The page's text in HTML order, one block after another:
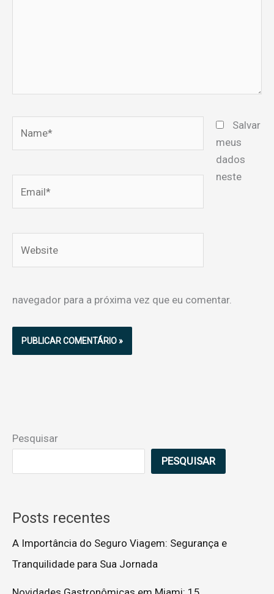
Salvar
meus
dados
neste
navegador para a próxima vez que eu comentar.
Pesquisar
PESQUISAR
Posts recentes
A Importância do Seguro Viagem: Segurança e
Tranquilidade para Sua Jornada